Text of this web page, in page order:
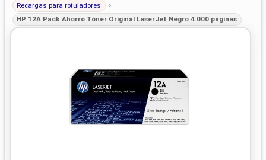
Recargas para rotuladores
HP 12A Pack Ahorro Tóner Original LaserJet Negro 4.000 páginas